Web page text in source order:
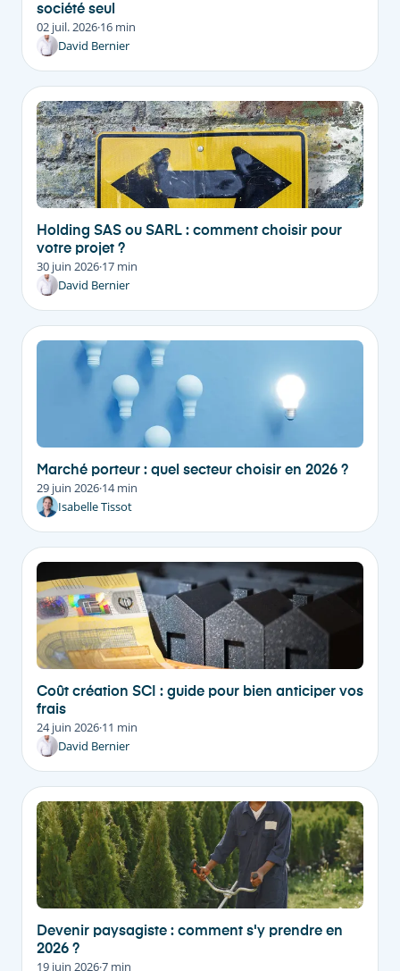
société seul
02 juil. 2026·16 min
David Bernier
Holding SAS ou SARL : comment choisir pour
votre projet ?
30 juin 2026·17 min
David Bernier
Marché porteur : quel secteur choisir en 2026 ?
29 juin 2026·14 min
Isabelle Tissot
Coût création SCI : guide pour bien anticiper vos
frais
24 juin 2026·11 min
David Bernier
Devenir paysagiste : comment s'y prendre en
2026 ?
19 juin 2026·7 min